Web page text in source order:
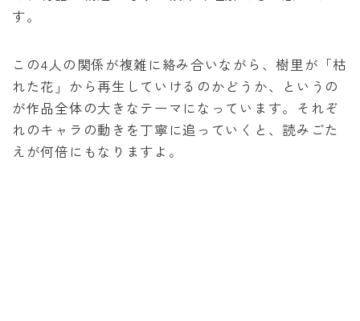
す。
この4人の関係が複雑に絡み合いながら、樹里が「枯
れた花」から再生していけるのかどうか、というの
が作品全体の大きなテーマになっています。それぞ
れのキャラの動きを丁寧に追っていくと、読みごた
えが何倍にもなりますよ。